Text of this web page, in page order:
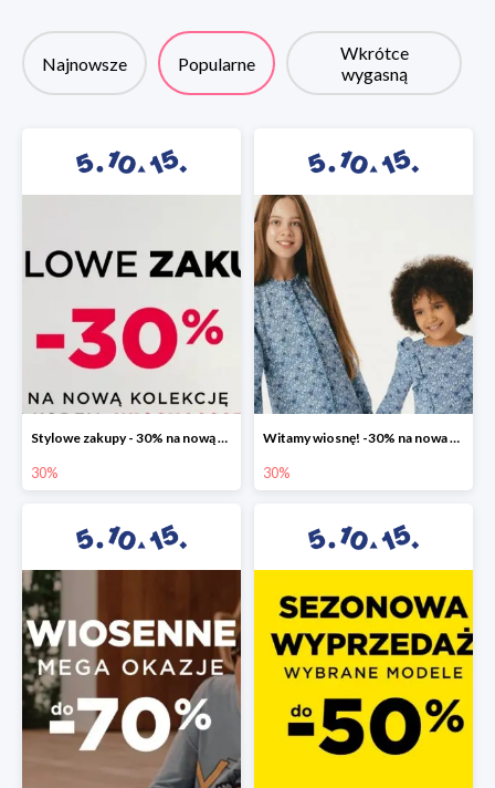
Najnowsze Popularne
Wkrótce
wygasną
Stylowe zakupy - 30% na nową kolekcję
30%
Witamy wiosnę! -30% na nowa kolekcję
30%